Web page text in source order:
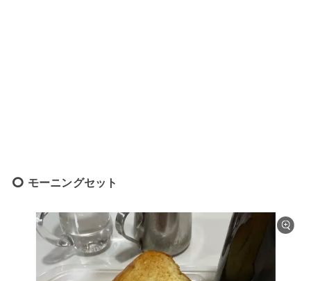
モーニングセット